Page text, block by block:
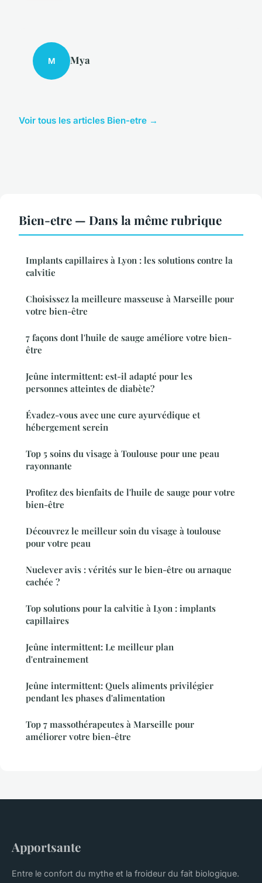
M Mya
Voir tous les articles Bien-etre →
Bien-etre — Dans la même rubrique
Implants capillaires à Lyon : les solutions contre la
calvitie
Choisissez la meilleure masseuse à Marseille pour
votre bien-être
7 façons dont l'huile de sauge améliore votre bien-
être
Jeûne intermittent: est-il adapté pour les
personnes atteintes de diabète?
Évadez-vous avec une cure ayurvédique et
hébergement serein
Top 5 soins du visage à Toulouse pour une peau
rayonnante
Profitez des bienfaits de l'huile de sauge pour votre
bien-être
Découvrez le meilleur soin du visage à toulouse
pour votre peau
Nuclever avis : vérités sur le bien-être ou arnaque
cachée ?
Top solutions pour la calvitie à Lyon : implants
capillaires
Jeûne intermittent: Le meilleur plan
d'entrainement
Jeûne intermittent: Quels aliments privilégier
pendant les phases d'alimentation
Top 7 massothérapeutes à Marseille pour
améliorer votre bien-être
Apportsante
Entre le confort du mythe et la froideur du fait biologique.